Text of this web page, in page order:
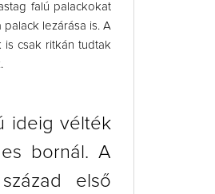
falú palackokat
lezárása is. A
csak ritkán tudtak
ideig vélték
bornál. A
első